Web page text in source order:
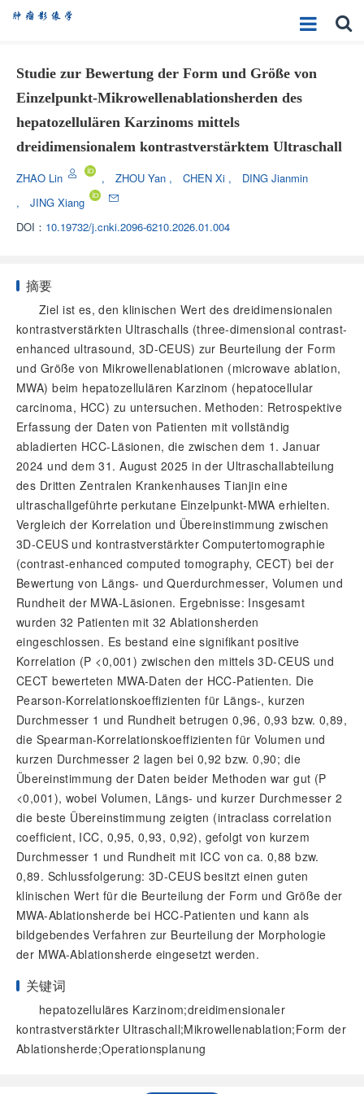
Studie zur Bewertung der Form und Größe von
Einzelpunkt-Mikrowellenablationsherden des
hepatozellulären Karzinoms mittels
dreidimensionalem kontrastverstärktem Ultraschall
ZHAO Lin , ZHOU Yan , CHEN Xi ,
DING Jianmin
,
JING Xiang
DOI： 10.19732/j.cnki.2096-6210.2026.01.004
摘要
Ziel ist es, den klinischen Wert des dreidimensionalen
kontrastverstärkten Ultraschalls (three-dimensional contrast-
enhanced ultrasound, 3D-CEUS) zur Beurteilung der Form
und Größe von Mikrowellenablationen (microwave ablation,
MWA) beim hepatozellulären Karzinom (hepatocellular
carcinoma, HCC) zu untersuchen. Methoden: Retrospektive
Erfassung der Daten von Patienten mit vollständig
abladierten HCC-Läsionen, die zwischen dem 1. Januar
2024 und dem 31. August 2025 in der Ultraschallabteilung
des Dritten Zentralen Krankenhauses Tianjin eine
ultraschallgeführte perkutane Einzelpunkt-MWA erhielten.
Vergleich der Korrelation und Übereinstimmung zwischen
3D-CEUS und kontrastverstärkter Computertomographie
(contrast-enhanced computed tomography, CECT) bei der
Bewertung von Längs- und Querdurchmesser, Volumen und
Rundheit der MWA-Läsionen. Ergebnisse: Insgesamt
wurden 32 Patienten mit 32 Ablationsherden
eingeschlossen. Es bestand eine signifikant positive
Korrelation (P <0,001) zwischen den mittels 3D-CEUS und
CECT bewerteten MWA-Daten der HCC-Patienten. Die
Pearson-Korrelationskoeffizienten für Längs-, kurzen
Durchmesser 1 und Rundheit betrugen 0,96, 0,93 bzw. 0,89,
die Spearman-Korrelationskoeffizienten für Volumen und
kurzen Durchmesser 2 lagen bei 0,92 bzw. 0,90; die
Übereinstimmung der Daten beider Methoden war gut (P
<0,001), wobei Volumen, Längs- und kurzer Durchmesser 2
die beste Übereinstimmung zeigten (intraclass correlation
coefficient, ICC, 0,95, 0,93, 0,92), gefolgt von kurzem
Durchmesser 1 und Rundheit mit ICC von ca. 0,88 bzw.
0,89. Schlussfolgerung: 3D-CEUS besitzt einen guten
klinischen Wert für die Beurteilung der Form und Größe der
MWA-Ablationsherde bei HCC-Patienten und kann als
bildgebendes Verfahren zur Beurteilung der Morphologie
der MWA-Ablationsherde eingesetzt werden.
关键词
hepatozelluläres Karzinom;dreidimensionaler
kontrastverstärkter Ultraschall;Mikrowellenablation;Form der
Ablationsherde;Operationsplanung